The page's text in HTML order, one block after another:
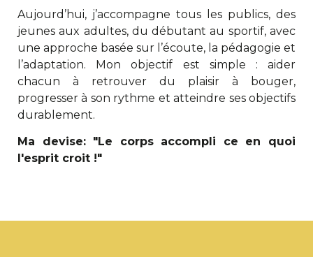
Aujourd’hui, j’accompagne tous les publics, des
jeunes aux adultes, du débutant au sportif, avec
une approche basée sur l’écoute, la pédagogie et
l’adaptation. Mon objectif est simple : aider
chacun à retrouver du plaisir à bouger,
progresser à son rythme et atteindre ses objectifs
durablement.
Ma devise: "Le corps accompli ce en quoi
l'esprit croit !"